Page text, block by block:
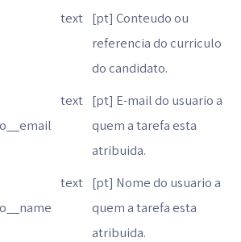
text [pt] Conteudo ou
referencia do curriculo
do candidato.
text [pt] E-mail do usuario a
quem a tarefa esta
atribuida.
text [pt] Nome do usuario a
quem a tarefa esta
atribuida.